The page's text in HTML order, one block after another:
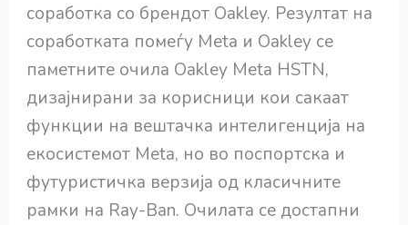
соработка со брендот Oakley. Резултат на
соработката помеѓу Meta и Oakley се
паметните очила Oakley Meta HSTN,
дизајнирани за корисници кои сакаат
функции на вештачка интелигенција на
екосистемот Meta, но во поспортска и
футуристичка верзија од класичните
рамки на Ray-Ban. Очилата се достапни